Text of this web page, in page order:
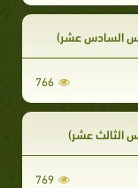
السادس عشر)
766
الثالث عشر)
769